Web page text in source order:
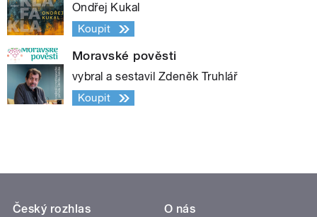
Ondřej Kukal
Koupit
Moravské pověsti
vybral a sestavil Zdeněk Truhlář
Koupit
Český rozhlas
O nás